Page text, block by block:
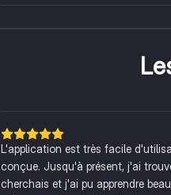
L'application est très facile
conçue. Jusqu'à présent, j'ai
cherchais et j'ai pu apprendre